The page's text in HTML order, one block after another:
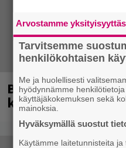
Blind Channel
kuulostaa uusi
Arvostamme
Tarvitsemme
henkilökohtaisen
Me ja huolellisesti
hyödynnämme
käyttäjäkokemuksen sekä
mainoksia.
Hyväksymällä suostut
Käytämme laitetunnisteita